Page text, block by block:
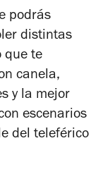
podrás
distintas
que te
canela,
y la mejor
escenarios
del teleférico